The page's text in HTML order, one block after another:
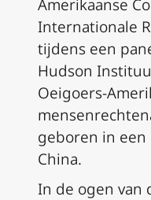
Amerikaanse
Internationale
tijdens een
Hudson
Oeigoers-
geboren in
China.
In de ogen van